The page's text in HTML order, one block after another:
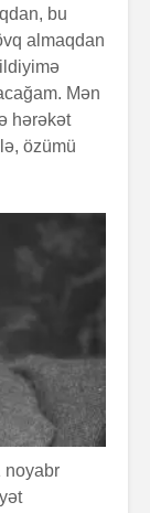
bu
almaqdan
Mən
hərəkət
özümü
noyabr